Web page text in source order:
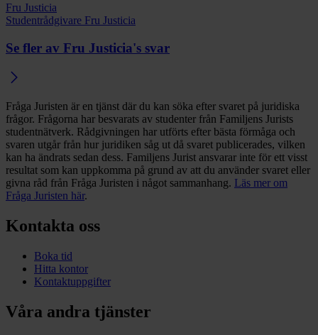
Fru Justicia
Studentrådgivare Fru Justicia
Se fler av Fru Justicia's svar
Fråga Juristen är en tjänst där du kan söka efter svaret på juridiska
frågor. Frågorna har besvarats av studenter från Familjens Jurists
studentnätverk. Rådgivningen har utförts efter bästa förmåga och
svaren utgår från hur juridiken såg ut då svaret publicerades, vilken
kan ha ändrats sedan dess. Familjens Jurist ansvarar inte för ett visst
resultat som kan uppkomma på grund av att du använder svaret eller
givna råd från Fråga Juristen i något sammanhang. Läs mer om
Fråga Juristen här.
Kontakta oss
Boka tid
Hitta kontor
Kontaktuppgifter
Våra andra tjänster